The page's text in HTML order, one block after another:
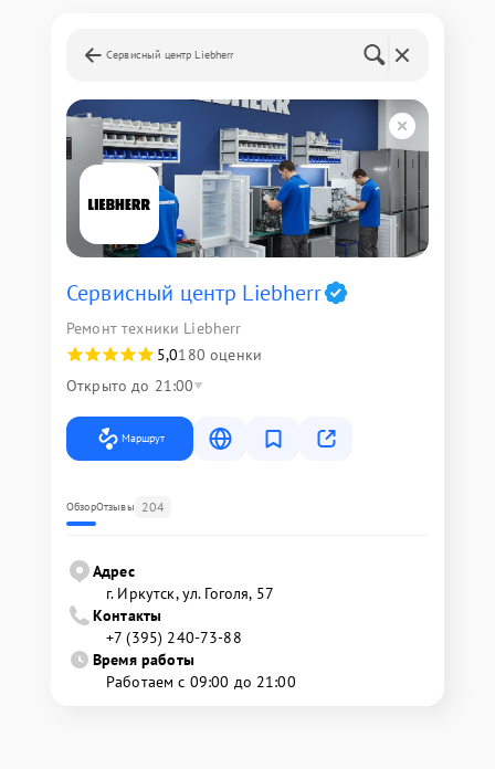
Сервисный центр Liebherr
Сервисный центр Liebherr
Ремонт техники Liebherr
5,0180 оценки
Открыто до 21:00
Маршрут
ОбзорОтзывы 204
Адрес
г. Иркутск, ул. ​Гоголя, 57
Контакты
+7 (395) 240-73-88
Время работы
Работаем с 09:00 до 21:00